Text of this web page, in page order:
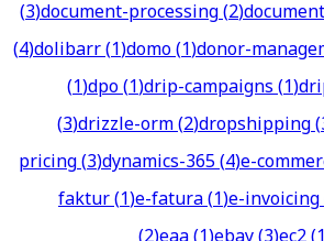
(3)document-processing(2)
(4)dolibarr(1)domo(1)donor-
(1)dpo(1)drip-campaigns(1)
(3)drizzle-orm(2)dropshipping(
pricing(3)dynamics-365(4)e-
faktur(1)e-fatura(1)e-invoicing